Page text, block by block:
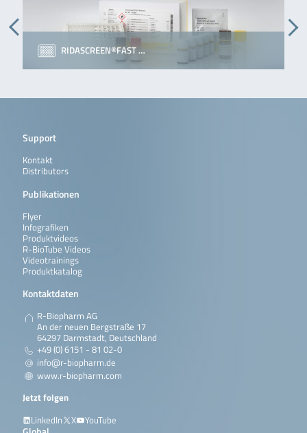
RIDASCREEN®FAST …
Support
Kontakt
Distributors
Publikationen
Flyer
Infografiken
Produktvideos
R-BioTube Videos
Videotrainings
Produktkatalog
Kontaktdaten
R-Biopharm AG
An der neuen Bergstraße 17
64297 Darmstadt, Deutschland
+49 (0) 6151 - 81 02-0
info@r-biopharm.de
www.r-biopharm.com
Jetzt folgen
LinkedIn
X YouTube